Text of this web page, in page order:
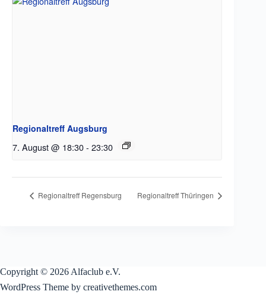
Regionaltreff Augsburg
7. August @ 18:30- 23:30
Regionaltreff Regensburg Regionaltreff Thüringen
Copyright © 2026 Alfaclub e.V.
WordPress Theme by creativethemes.com